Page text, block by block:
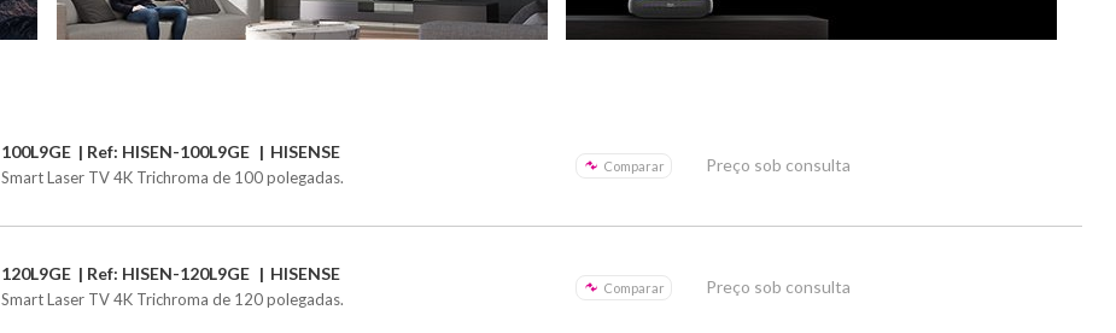
100L9GE Ref: HISEN-100L9GE HISENSE
Smart Laser TV 4K Trichroma de 100 polegadas.
Comparar Preço sob consulta
120L9GE Ref: HISEN-120L9GE HISENSE
Smart Laser TV 4K Trichroma de 120 polegadas.
Comparar Preço sob consulta